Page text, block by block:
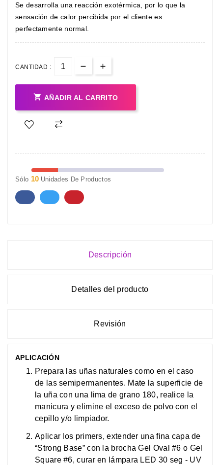
Se desarrolla una reacción exotérmica, por lo que la
sensación de calor percibida por el cliente es
perfectamente normal.
CANTIDAD :
 AÑADIR AL CARRITO
Sólo 10Unidades De Productos
Descripción
Detalles del producto
Revisión
APLICACIÓN
Prepara las uñas naturales como en el caso
de las semipermanentes. Mate la superficie de
la uña con una lima de grano 180, realice la
manicura y elimine el exceso de polvo con el
cepillo y/o limpiador.
Aplicar los primers, extender una fina capa de
“Strong Base” con la brocha Gel Oval #6 o Gel
Square #6, curar en lámpara LED 30 seg - UV